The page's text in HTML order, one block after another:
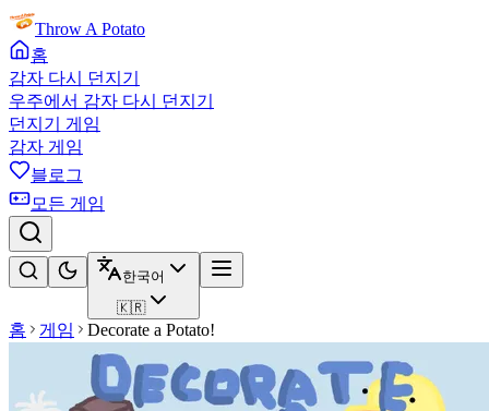
Throw A Potato
홈
감자 다시 던지기
우주에서 감자 다시 던지기
던지기 게임
감자 게임
블로그
모든 게임
한국어
🇰🇷
홈 게임 Decorate a Potato!